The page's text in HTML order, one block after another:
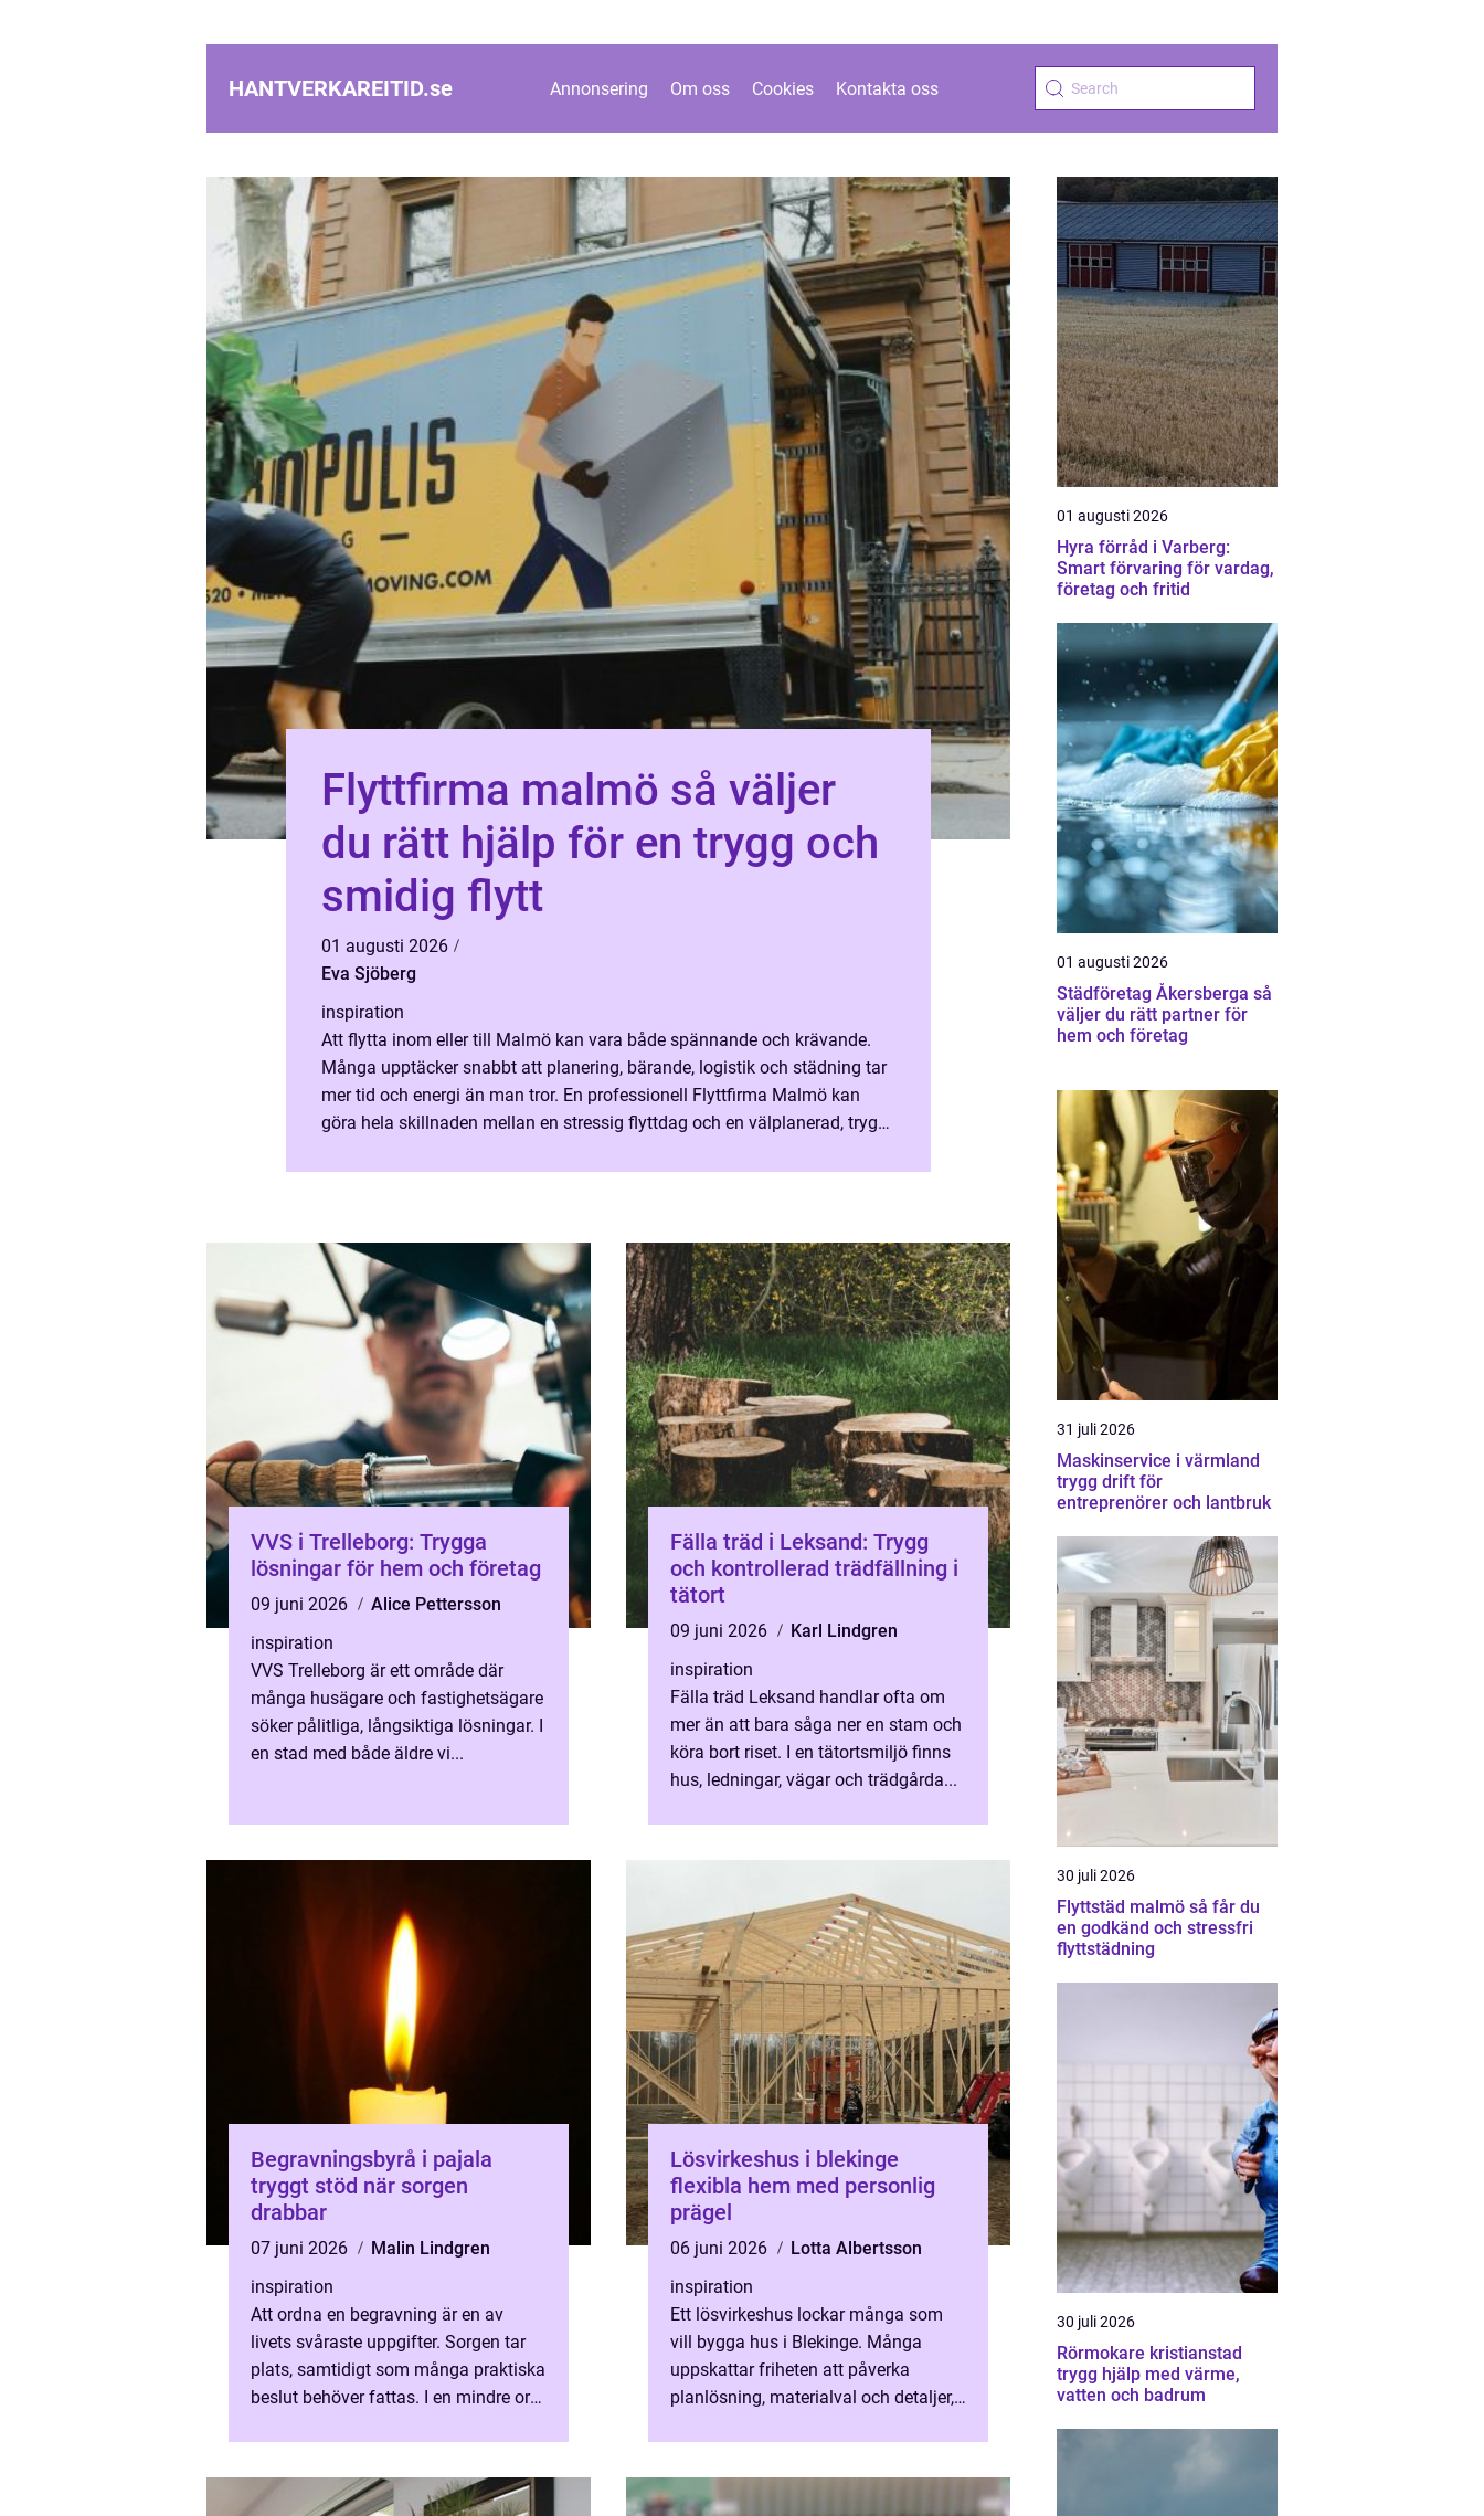
HANTVERKAREITID.se Annonsering Om oss Cookies Kontakta oss
Flyttfirma malmö så väljer
du rätt hjälp för en trygg och
smidig flytt
01 augusti 2026
Eva Sjöberg
inspiration
Att flytta inom eller till Malmö kan vara både spännande och krävande.
Många upptäcker snabbt att planering, bärande, logistik och städning tar
mer tid och energi än man tror. En professionell Flyttfirma Malmö kan
göra hela skillnaden mellan en stressig flyttdag och en välplanerad, trygg
VVS i Trelleborg: Trygga
lösningar för hem och företag
09 juni 2026
Alice Pettersson
inspiration
VVS Trelleborg är ett område där
många husägare och fastighetsägare
söker pålitliga, långsiktiga lösningar. I
en stad med både äldre vi...
Fälla träd i Leksand: Trygg
och kontrollerad trädfällning i
tätort
09 juni 2026
Karl Lindgren
inspiration
Fälla träd Leksand handlar ofta om
mer än att bara såga ner en stam och
köra bort riset. I en tätortsmiljö finns
hus, ledningar, vägar och trädgårda...
Begravningsbyrå i pajala
tryggt stöd när sorgen
drabbar
07 juni 2026
Malin Lindgren
inspiration
Att ordna en begravning är en av
livets svåraste uppgifter. Sorgen tar
plats, samtidigt som många praktiska
beslut behöver fattas. I en mindre ort
Lösvirkeshus i blekinge
flexibla hem med personlig
prägel
06 juni 2026
Lotta Albertsson
inspiration
Ett lösvirkeshus lockar många som
vill bygga hus i Blekinge. Många
uppskattar friheten att påverka
planlösning, materialval och detaljer,
01 augusti 2026
Hyra förråd i Varberg:
Smart förvaring för vardag,
företag och fritid
01 augusti 2026
Städföretag Åkersberga så
väljer du rätt partner för
hem och företag
31 juli 2026
Maskinservice i värmland
trygg drift för
entreprenörer och lantbruk
30 juli 2026
Flyttstäd malmö så får du
en godkänd och stressfri
flyttstädning
30 juli 2026
Rörmokare kristianstad
trygg hjälp med värme,
vatten och badrum